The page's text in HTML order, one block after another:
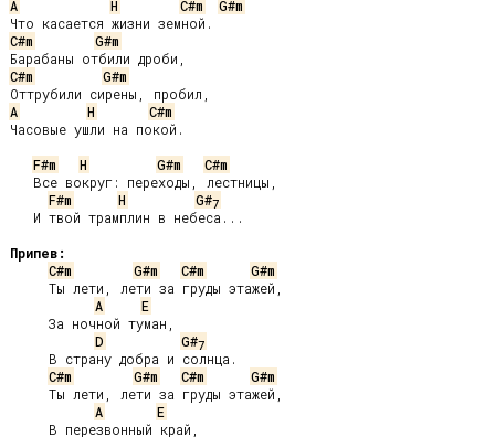
A
H C#m
G#m
C#m
G#m
C#m
G#m
A
H
C#m
Часовые ушли на покой.
F#m
H G#m
C#m
F#m
H G#7
Припев:
C#m
G#m C#m
G#m
A
E
D
G#7
C#m
G#m C#m
G#m
A
E